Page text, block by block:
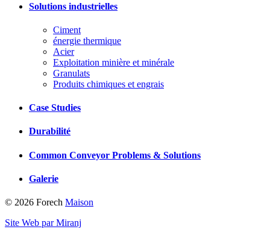
Solutions industrielles
Ciment
énergie thermique
Acier
Exploitation minière et minérale
Granulats
Produits chimiques et engrais
Case Studies
Durabilité
Common Conveyor Problems & Solutions
Galerie
© 2026 Forech Maison
Site Web par Miranj